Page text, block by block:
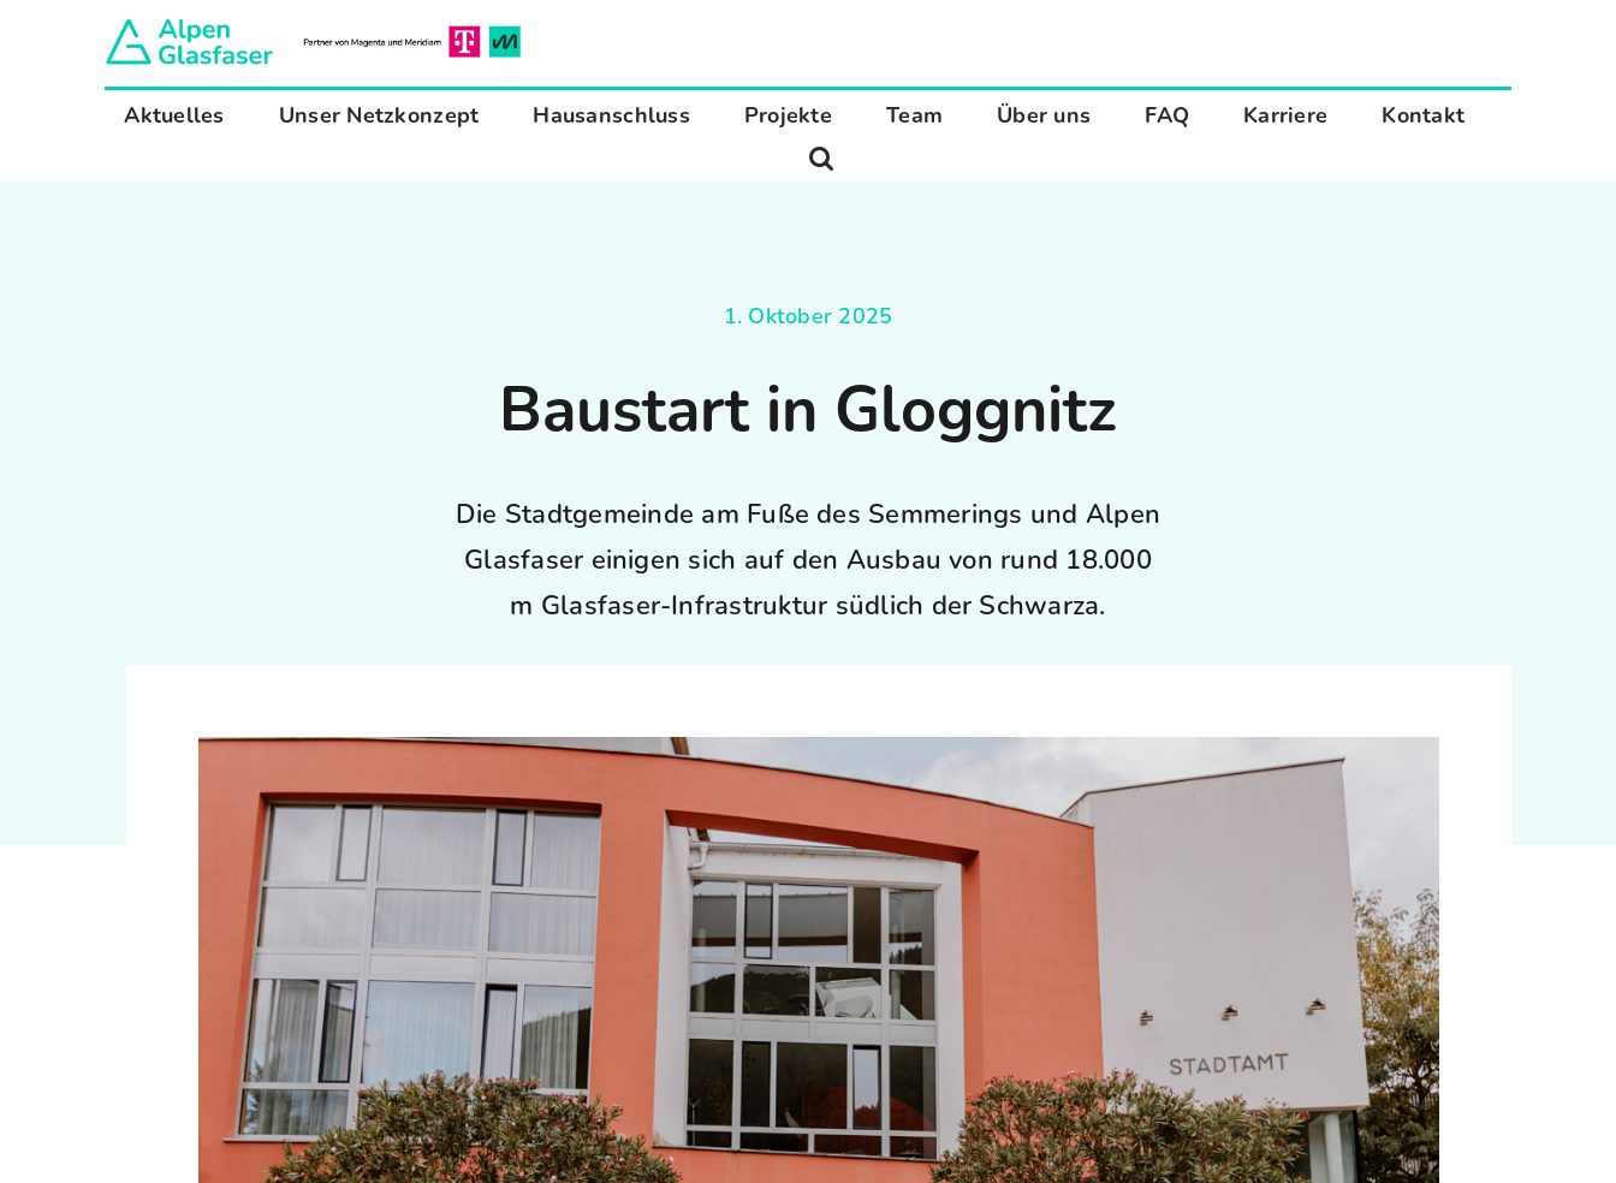
Aktuelles Unser Netzkonzept Hausanschluss Projekte Team Über uns FAQ Karriere Kontakt
1. Oktober 2025
Baustart in Gloggnitz
Die Stadtgemeinde am Fuße des Semmerings und Alpen
Glasfaser einigen sich auf den Ausbau von rund 18.000
m Glasfaser-Infrastruktur südlich der Schwarza.